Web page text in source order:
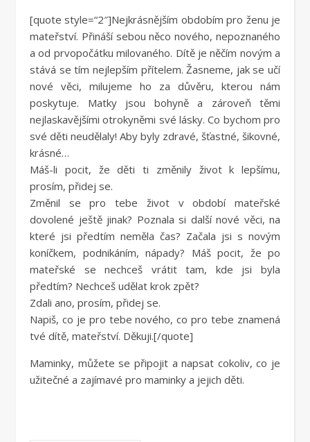
[quote style=“2″]Nejkrásnějším obdobím pro ženu je
mateřství. Přináší sebou něco nového, nepoznaného
a od prvopočátku milovaného. Dítě je něčím novým a
stává se tím nejlepším přítelem. Žasneme, jak se učí
nové věci, milujeme ho za důvěru, kterou nám
poskytuje. Matky jsou bohyně a zároveň těmi
nejlaskavějšími otrokyněmi své lásky. Co bychom pro
své děti neudělaly! Aby byly zdravé, šťastné, šikovné,
krásné…
Máš-li pocit, že děti ti změnily život k lepšímu,
prosím, přidej se.
Změnil se pro tebe život v období mateřské
dovolené ještě jinak? Poznala si další nové věci, na
které jsi předtím neměla čas? Začala jsi s novým
koníčkem, podnikáním, nápady? Máš pocit, že po
mateřské se nechceš vrátit tam, kde jsi byla
předtím? Nechceš udělat krok zpět?
Zdali ano, prosím, přidej se.
Napiš, co je pro tebe nového, co pro tebe znamená
tvé dítě, mateřství. Děkuji.[/quote]
Maminky, můžete se připojit a napsat cokoliv, co je
užitečné a zajímavé pro maminky a jejich děti.